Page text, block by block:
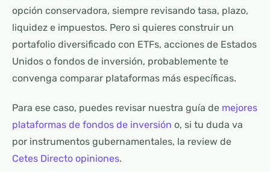
opción conservadora, siempre revisando tasa, plazo,
liquidez e impuestos. Pero si quieres construir un
portafolio diversificado con ETFs, acciones de Estados
Unidos o fondos de inversión, probablemente te
convenga comparar plataformas más específicas.
Para ese caso, puedes revisar nuestra guía de mejores
plataformas de fondos de inversión o, si tu duda va
por instrumentos gubernamentales, la review de
Cetes Directo opiniones.